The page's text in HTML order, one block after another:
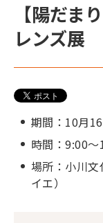
【陽だま
レンズ展
期間：10月
時間：9:00～
場所：小川
イエ）